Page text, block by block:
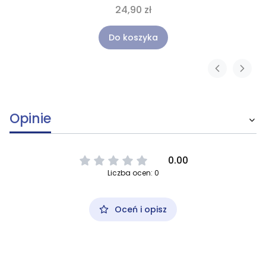
24,90 zł
Do koszyka
Opinie
0.00
Liczba ocen: 0
Oceń i opisz